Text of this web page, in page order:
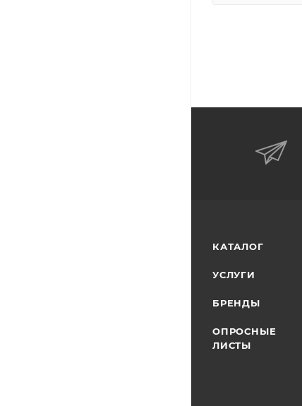
КАТАЛОГ
УСЛУГИ
БРЕНДЫ
ОПРОСНЫЕ
ЛИСТЫ